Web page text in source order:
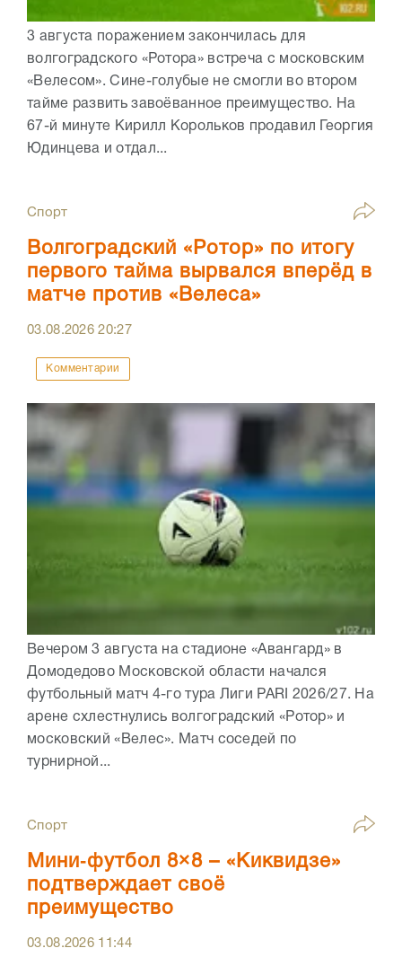
3 августа поражением закончилась для
волгоградского «Ротора» встреча с московским
«Велесом». Сине-голубые не смогли во втором
тайме развить завоёванное преимущество. На
67-й минуте Кирилл Корольков продавил Георгия
Юдинцева и отдал...
Спорт
Волгоградский «Ротор» по итогу
первого тайма вырвался вперёд в
матче против «Велеса»
03.08.202620:27
Комментарии
Вечером 3 августа на стадионе «Авангард» в
Домодедово Московской области начался
футбольный матч 4-го тура Лиги PARI 2026/27. На
арене схлестнулись волгоградский «Ротор» и
московский «Велес». Матч соседей по
турнирной...
Спорт
Мини‑футбол 8×8 – «Киквидзе»
подтверждает своё
преимущество
03.08.2026 11:44